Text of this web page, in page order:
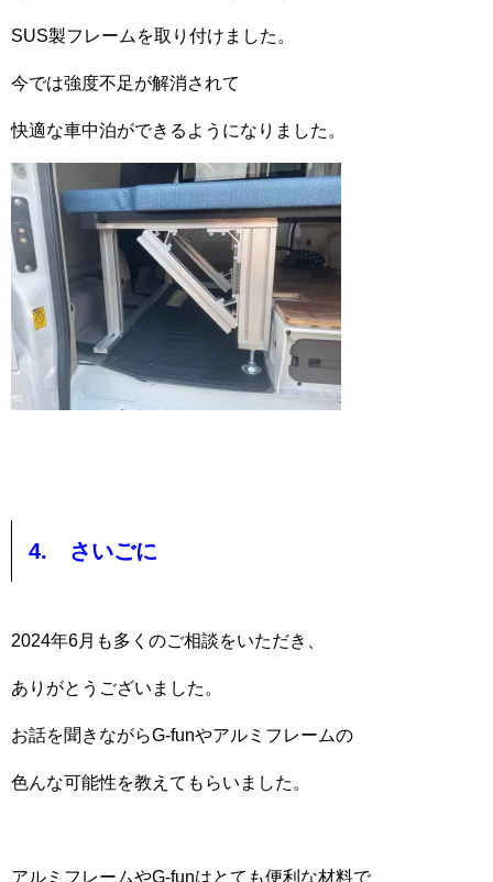
SUS製フレームを取り付けました。
今では強度不足が解消されて
快適な車中泊ができるようになりました。
4. さいごに
2024年6月も多くのご相談をいただき、
ありがとうございました。
お話を聞きながらG-funやアルミフレームの
色んな可能性を教えてもらいました。
アルミフレームやG-funはとても便利な材料で